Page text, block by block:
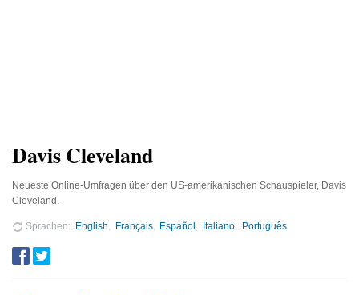
Davis Cleveland
Neueste Online-Umfragen über den US-amerikanischen Schauspieler, Davis
Cleveland.
Sprachen English Français Español Italiano Português